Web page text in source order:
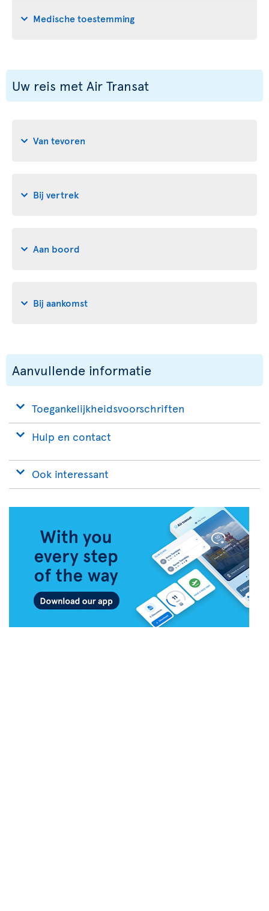
Medische toestemming
Uw reis met Air Transat
Van tevoren
Bij vertrek
Aan boord
Bij aankomst
Aanvullende informatie
Toegankelijkheidsvoorschriften
Hulp en contact
Ook interessant